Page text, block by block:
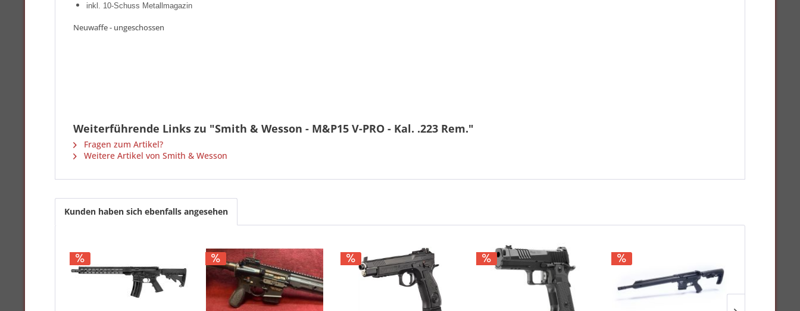
inkl. 10-Schuss Metallmagazin
Neuwaffe - ungeschossen
Weiterführende Links zu "Smith & Wesson - M&P15 V-PRO - Kal. .223 Rem."
Fragen zum Artikel?
Weitere Artikel von Smith & Wesson
Kunden haben sich ebenfalls angesehen